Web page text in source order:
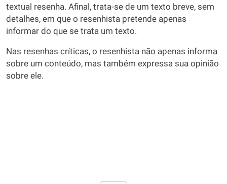
textual resenha. Afinal, trata-se de um texto breve, sem
detalhes, em que o resenhista pretende apenas
informar do que se trata um texto.
Nas resenhas críticas, o resenhista não apenas informa
sobre um conteúdo, mas também expressa sua opinião
sobre ele.